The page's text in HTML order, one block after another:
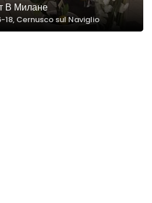
В Милане
18, Cernusco sul Naviglio